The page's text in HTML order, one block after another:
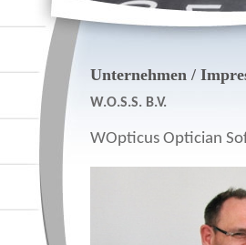
Unternehmen /
W.O.S.S. B.V.
WOpticus Optician